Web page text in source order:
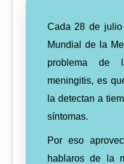
Cada 28 de
Mundial de la
problema de
meningitis, es
la detectan a
síntomas.
Por eso
hablaros de la